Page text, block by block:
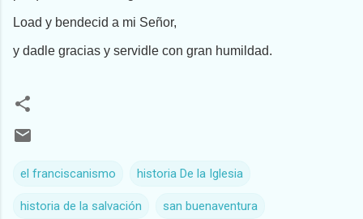
Load y bendecid a mi Señor,
y dadle gracias y servidle con gran humildad.
el franciscanismo historia De la Iglesia
historia de la salvación san buenaventura